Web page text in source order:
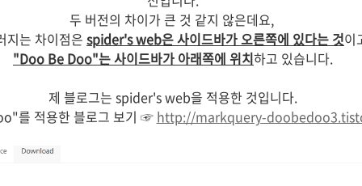
두 버전의 차이가 큰 것 같지 않은데요,
지는 차이점은 spider's web은 사이드바가 오른쪽에 있다는 것이
"Doo Be Doo"는 사이드바가 아래쪽에 위치하고 있습니다.
제 블로그는 spider's web을 적용한 것입니다.
를 적용한 블로그 보기 ☞ http://markquery-